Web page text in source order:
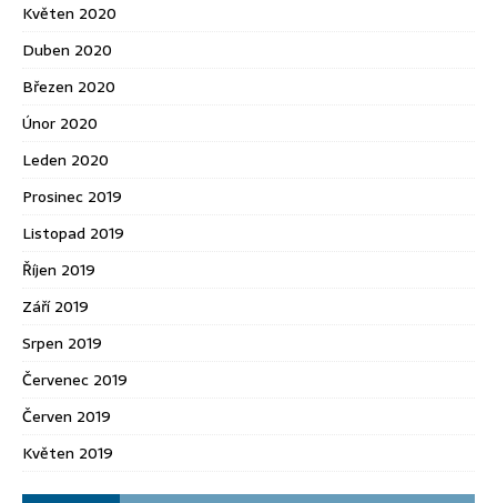
Květen 2020
Duben 2020
Březen 2020
Únor 2020
Leden 2020
Prosinec 2019
Listopad 2019
Říjen 2019
Září 2019
Srpen 2019
Červenec 2019
Červen 2019
Květen 2019